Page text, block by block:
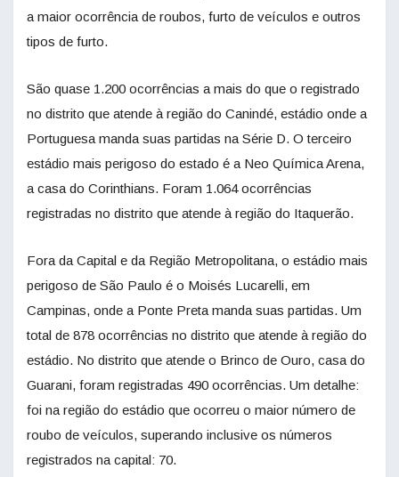
a maior ocorrência de roubos, furto de veículos e outros
tipos de furto.
São quase 1.200 ocorrências a mais do que o registrado
no distrito que atende à região do Canindé, estádio onde a
Portuguesa manda suas partidas na Série D. O terceiro
estádio mais perigoso do estado é a Neo Química Arena,
a casa do Corinthians. Foram 1.064 ocorrências
registradas no distrito que atende à região do Itaquerão.
Fora da Capital e da Região Metropolitana, o estádio mais
perigoso de São Paulo é o Moisés Lucarelli, em
Campinas, onde a Ponte Preta manda suas partidas. Um
total de 878 ocorrências no distrito que atende à região do
estádio. No distrito que atende o Brinco de Ouro, casa do
Guarani, foram registradas 490 ocorrências. Um detalhe:
foi na região do estádio que ocorreu o maior número de
roubo de veículos, superando inclusive os números
registrados na capital: 70.